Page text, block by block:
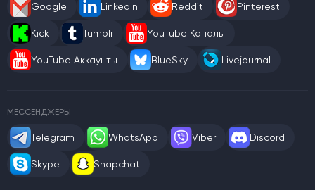
Google LinkedIn Reddit Pinterest
Kick Tumblr YouTube Каналы
YouTube Аккаунты BlueSky Livejournal
МЕССЕНДЖЕРЫ
Telegram WhatsApp Viber Discord
Skype Snapchat